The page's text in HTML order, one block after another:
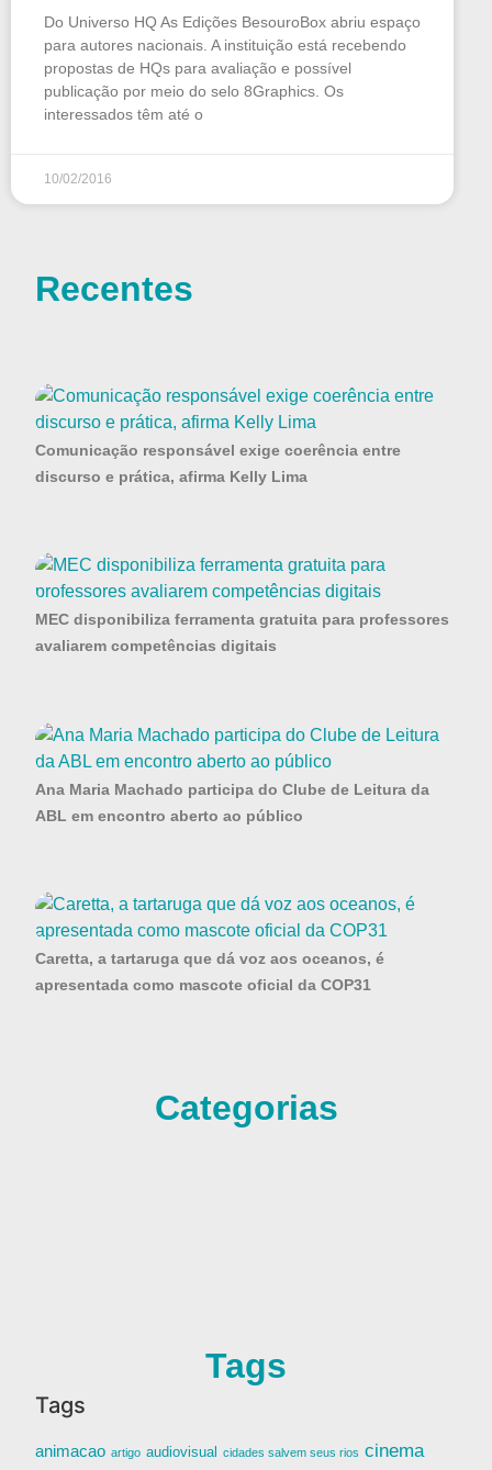
Do Universo HQ As Edições BesouroBox abriu espaço
para autores nacionais. A instituição está recebendo
propostas de HQs para avaliação e possível
publicação por meio do selo 8Graphics. Os
interessados têm até o
10/02/2016
Recentes
Comunicação responsável exige coerência entre
discurso e prática, afirma Kelly Lima
MEC disponibiliza ferramenta gratuita para professores
avaliarem competências digitais
Ana Maria Machado participa do Clube de Leitura da
ABL em encontro aberto ao público
Caretta, a tartaruga que dá voz aos oceanos, é
apresentada como mascote oficial da COP31
Categorias
Tags
Tags
animacao artigo audiovisual cidades salvem seus rios cinema